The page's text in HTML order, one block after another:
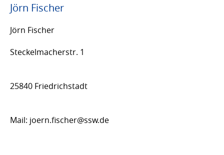
Jörn Fischer
Jörn Fischer
Steckelmacherstr. 1
25840 Friedrichstadt
Mail: joern.fischer@ssw.de